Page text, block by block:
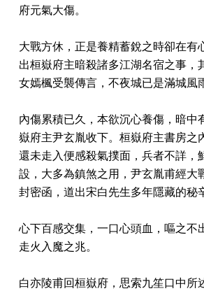
府元氣大傷。
大戰方休，正是養精蓄銳之時卻在有
出桓嶽府主暗殺諸多江湖名宿之事，
女嫣楓受襲傳言，不夜城已是滿城風
內傷累積已久，本欲沉心養傷，暗中
嶽府主尹玄胤收下。桓嶽府主書房之
還未走入便感殺氣撲面，兵者不詳，
設，大多為鎮煞之用，尹玄胤甫經大
封密函，道出宋白先生多年隱藏的秘
心下百感交集，一口心頭血，嘔之不
走火入魔之兆。
白亦陵甫回桓嶽府，思索九笙口中所